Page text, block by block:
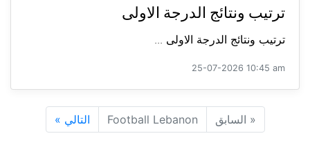
ترتيب ونتائج الدرجة الاولى
ترتيب ونتائج الدرجة الاولى ...
25-07-2026 10:45 am
« السابق Football Lebanon التالي »